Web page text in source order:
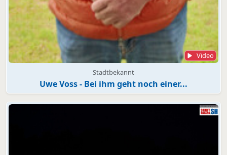
Video
Stadtbekannt
Uwe Voss - Bei ihm geht noch einer...